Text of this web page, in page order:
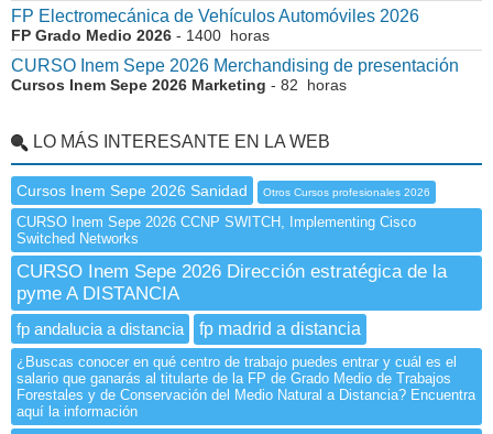
FP Electromecánica de Vehículos Automóviles 2026
FP Grado Medio 2026 - 1400 horas
CURSO Inem Sepe 2026 Merchandising de presentación
Cursos Inem Sepe 2026 Marketing - 82 horas
LO MÁS INTERESANTE EN LA WEB
Cursos Inem Sepe 2026 Sanidad Otros Cursos profesionales 2026
CURSO Inem Sepe 2026 CCNP SWITCH, Implementing Cisco
Switched Networks
CURSO Inem Sepe 2026 Dirección estratégica de la
pyme A DISTANCIA
fp andalucia a distancia fp madrid a distancia
¿Buscas conocer en qué centro de trabajo puedes entrar y cuál es el
salario que ganarás al titularte de la FP de Grado Medio de Trabajos
Forestales y de Conservación del Medio Natural a Distancia? Encuentra
aquí la información